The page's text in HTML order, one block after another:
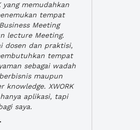
yang memudahkan
tempat
Meeting
lecture Meeting.
dosen dan praktisi,
tempat
sebagai wadah
maupun
knowledge. XWORK
aplikasi, tapi
saya.